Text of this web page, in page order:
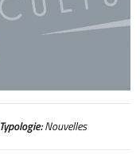
Typologie:Nouvelles